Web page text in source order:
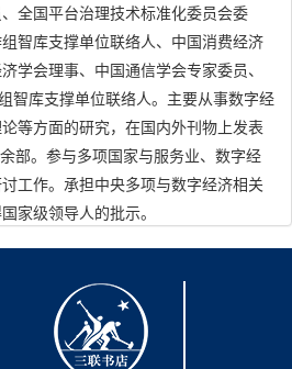
新创业到产业变革
职业新机遇
能升级进行时
你，更惠你
你的选择
：从精准便利到行为圈定
消费意愿
看不见的职场推手
新规则
灵活就业
全国平台治理技术标准化委员会委
智库支撑单位联络人、中国消费经济
学会理事、中国通信学会专家委员、
智库支撑单位联络人。主要从事数字经
等方面的研究，在国内外刊物上发表
部。参与多项国家与服务业、数字经
工作。承担中央多项与数字经济相关
家级领导人的批示。